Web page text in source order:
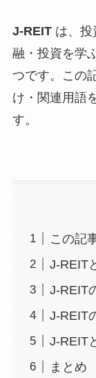
J-REITは、投
融・投資を学
つです。この
け・関連用語
す。
この記
J-REIT
J-REIT
J-REIT
J-REIT
まとめ